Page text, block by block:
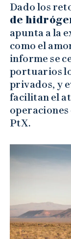
Dado los
de
apunta a la
como el
informe se
portuarios
privados, y
facilitan el
operaciones
PtX.